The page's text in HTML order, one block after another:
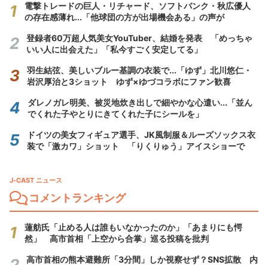
電撃トレードの巨人・リチャード、ソフトバンク・秋広優人
の存在感薄れ...「他球団の方が出場機会ある」の声が
登録者60万超人気美女YouTuber、結婚を発表 「めっちゃ
いい人に出会えた」「私今すごく安定してる」
羽生結弦、美しいブルー基調の衣装で...「ゆず」北川悠仁・
岩沢厚治と3ショット ゆず×ゆづコラボにファン歓喜
ダレノガレ明美、被災地炊き出しで細やかな心遣い...「並ん
でくれた子やとりにきてくれた子にシールを」
ドイツの美女フィギュア選手、JK風制服＆ルーズソックス衣
装で「激カワ」ショット 「りくりゅう」アイスショーで
J-CAST ニュース
コメントランキング
蓮舫氏「止める人は誰もいなかったのか」「あまりにも愕
然」 高市首相「上空から合掌」巡る投稿を批判
高市首相の熊本避難所「3分間」しか視察せず？SNS拡散 内